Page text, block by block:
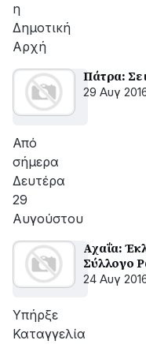
η
Δημοτική
Αρχή
Πάτρα: Σε
29 Αυγ
Από
σήμερα
Δευτέρα
29
Αυγούστου
Αχαΐα:
Σύλλογο
24 Αυγ
Υπήρξε
Καταγγελία